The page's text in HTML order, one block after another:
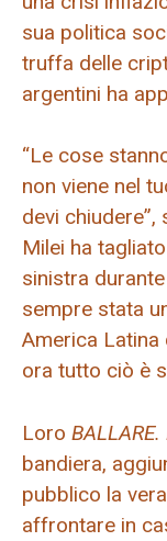
sua politica
truffa delle
argentini ha
“Le cose
non viene nel
devi
Milei ha
sinistra durante
sempre stata
America
ora tutto ciò è
Loro BALLARE.
bandiera,
pubblico la
affrontare in